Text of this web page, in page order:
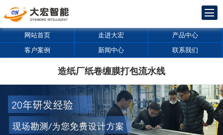
网站首页 走进大宏 产品中心
客户案例 新闻中心 联系我们
造纸厂纸卷缠膜打包流水线